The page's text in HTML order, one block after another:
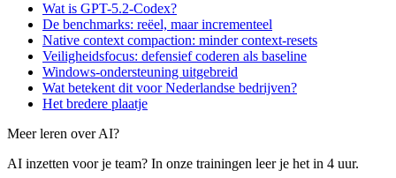
Wat is GPT-5.2-Codex?
De benchmarks: reëel, maar incrementeel
Native context compaction: minder context-resets
Veiligheidsfocus: defensief coderen als baseline
Windows-ondersteuning uitgebreid
Wat betekent dit voor Nederlandse bedrijven?
Het bredere plaatje
Meer leren over AI?
AI inzetten voor je team? In onze trainingen leer je het in 4 uur.